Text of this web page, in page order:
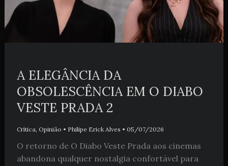
A ELEGÂNCIA DA
OBSOLESCÊNCIA EM O DIABO
VESTE PRADA 2
Crítica Opinião • Philipe Erick Alves • 05/07/2026
O retorno de O Diabo Veste Prada aos cinemas
abandona qualquer nostalgia confortável para